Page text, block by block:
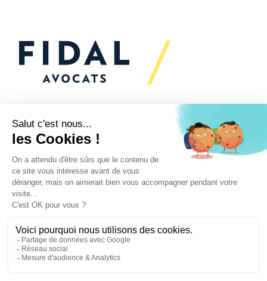
Would you like to talk to
us?
We’re
here to help
Your challenges Our practices
Secteurs